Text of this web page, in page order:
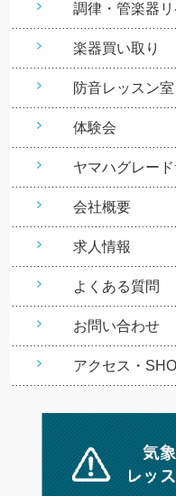
調律・管楽器
楽器買い取り
防音レッスン
体験会
ヤマハグレー
会社概要
求人情報
よくある質問
お問い合わせ
アクセス・